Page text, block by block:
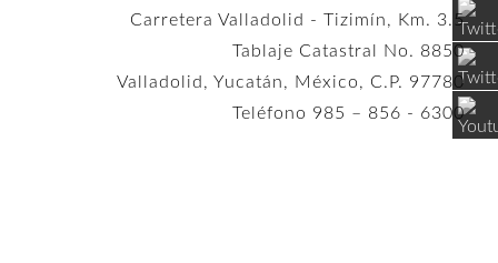
Carretera Valladolid - Tizimín, Km. 3.5
Tablaje Catastral No. 8850
Valladolid, Yucatán, México, C.P. 97780
Teléfono 985 – 856 - 6300